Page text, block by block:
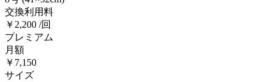
交換利用料
￥2,200 /回
プレミアム
月額
￥7,150
サイズ